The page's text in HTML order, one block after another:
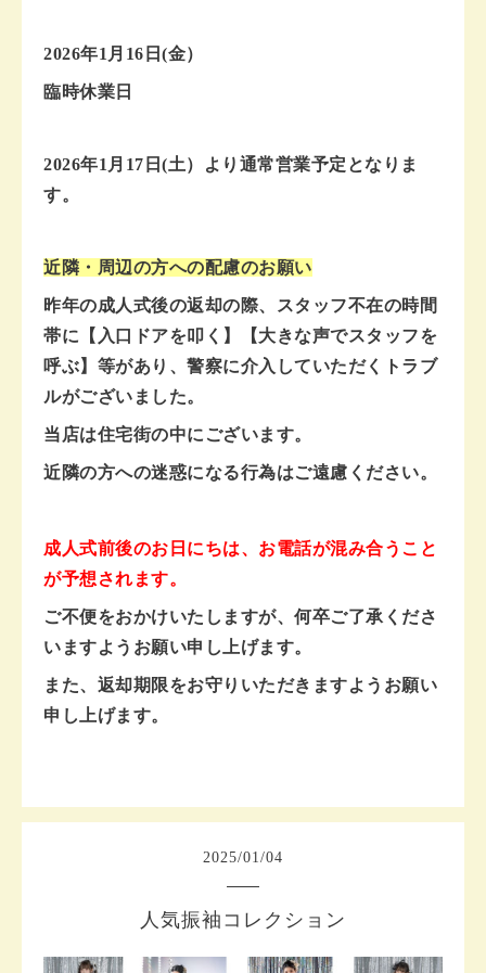
2026年1月16日(金）
臨時休業日
2026年1月17日(土）より通常営業予定となりま
す。
近隣・周辺の方への配慮のお願い
昨年の成人式後の返却の際、スタッフ不在の時間
帯に【入口ドアを叩く】【大きな声でスタッフを
呼ぶ】等があり、警察に介入していただくトラブ
ルがございました。
当店は住宅街の中にございます。
近隣の方への迷惑になる行為はご遠慮ください。
成人式前後のお日にちは、お電話が混み合うこと
が予想されます。
ご不便をおかけいたしますが、何卒ご了承くださ
いますようお願い申し上げます。
また、返却期限をお守りいただきますようお願い
申し上げます。
2025/01/04
人気振袖コレクション